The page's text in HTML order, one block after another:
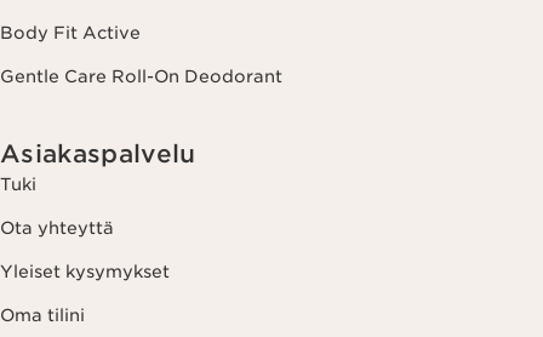
Body Fit Active
Gentle Care Roll-On Deodorant
Asiakaspalvelu
Tuki
Ota yhteyttä
Yleiset kysymykset
Oma tilini